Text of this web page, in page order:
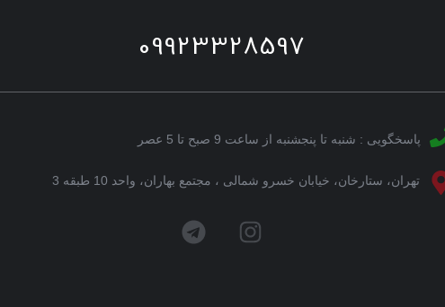
09923328597
پاسخگویی : شنبه تا پنجشنبه از ساعت 9 صبح تا 5 عصر
تهران، ستارخان، خیابان خسرو شمالی ، مجتمع بهاران، واحد 10 طبقه 3